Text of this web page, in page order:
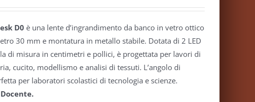
D0 è una lente d’ingrandimento da banco in vetro ottico
30 mm e montatura in metallo stabile. Dotata di 2 LED
di misura in centimetri e pollici, è progettata per lavori di
cucito, modellismo e analisi di tessuti. L’angolo di
per laboratori scolastici di tecnologia e scienze.